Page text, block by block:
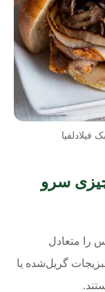
سرو
را متعادل
گریل‌شده یا